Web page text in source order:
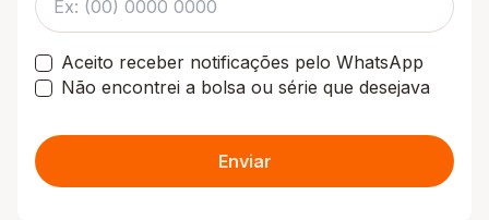
Aceito receber notificações pelo WhatsApp
Não encontrei a bolsa ou série que desejava
Enviar